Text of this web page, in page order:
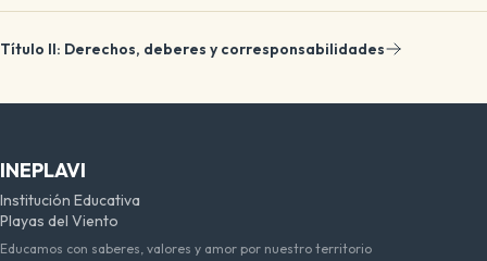
Título II: Derechos, deberes y corresponsabilidades
INEPLAVI
Institución Educativa
Playas del Viento
Educamos con saberes, valores y amor por nuestro territorio